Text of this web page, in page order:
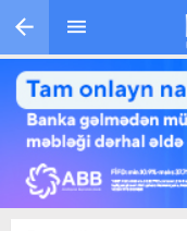
Skip to main content